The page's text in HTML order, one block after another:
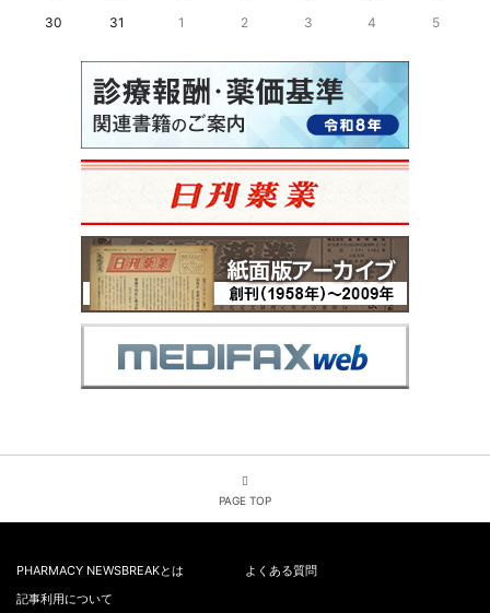
30
31 1 2 3 4 5
PAGE TOP
PHARMACY NEWSBREAKとは
よくある質問
記事利用について